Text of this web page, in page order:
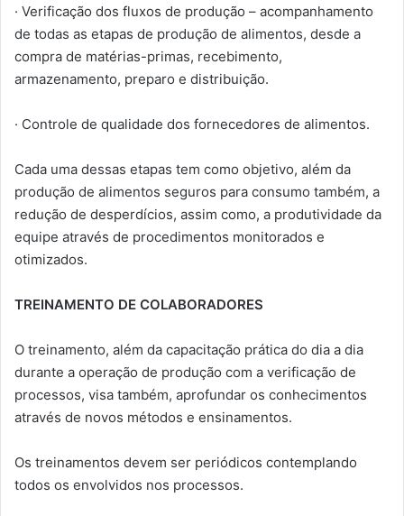
· Verificação dos fluxos de produção – acompanhamento
de todas as etapas de produção de alimentos, desde a
compra de matérias-primas, recebimento,
armazenamento, preparo e distribuição.
· Controle de qualidade dos fornecedores de alimentos.
Cada uma dessas etapas tem como objetivo, além da
produção de alimentos seguros para consumo também, a
redução de desperdícios, assim como, a produtividade da
equipe através de procedimentos monitorados e
otimizados.
TREINAMENTO DE COLABORADORES
O treinamento, além da capacitação prática do dia a dia
durante a operação de produção com a verificação de
processos, visa também, aprofundar os conhecimentos
através de novos métodos e ensinamentos.
Os treinamentos devem ser periódicos contemplando
todos os envolvidos nos processos.